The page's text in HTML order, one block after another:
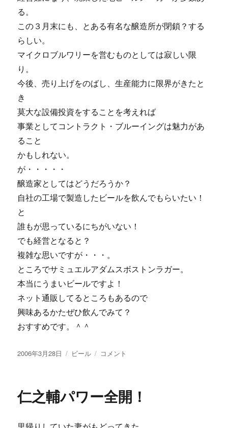
る。
この３月末にも、とある有名な醸造所が閉鎖？する
らしい。
マイクロブルワリーを営むものとしては寂しい限
り。
今後、売り上げをのばし、生産能力に限界がきたと
き
莫大な設備投資をすることを考えれば
事業としてコントラクト・ブルーイングは魅力があ
ること
かもしれない。
が・・・・・
醸造家としてはどうだろうか？
自社の工場で製造したビールを飲んでもらいたい！
と
誰もが思っているにちがいない！
でも経営となると？
複雑な思いですが・・・。
ところでサミュエルアダムスボストンラガー。
本当にうまいビールですよ！
ネット通販してるところもあるので
興味あるかたぜひ飲んでみて？
おすすめです。＾＾
投
2006年3月28日
カ
ー
ビール
コ
ク
ト・
コメント
仁之輔パワー全開！